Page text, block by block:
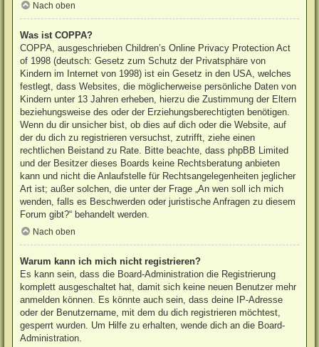
Nach oben
Was ist COPPA?
COPPA, ausgeschrieben Children’s Online Privacy Protection Act
of 1998 (deutsch: Gesetz zum Schutz der Privatsphäre von
Kindern im Internet von 1998) ist ein Gesetz in den USA, welches
festlegt, dass Websites, die möglicherweise persönliche Daten von
Kindern unter 13 Jahren erheben, hierzu die Zustimmung der Eltern
beziehungsweise des oder der Erziehungsberechtigten benötigen.
Wenn du dir unsicher bist, ob dies auf dich oder die Website, auf
der du dich zu registrieren versuchst, zutrifft, ziehe einen
rechtlichen Beistand zu Rate. Bitte beachte, dass phpBB Limited
und der Besitzer dieses Boards keine Rechtsberatung anbieten
kann und nicht die Anlaufstelle für Rechtsangelegenheiten jeglicher
Art ist; außer solchen, die unter der Frage „An wen soll ich mich
wenden, falls es Beschwerden oder juristische Anfragen zu diesem
Forum gibt?“ behandelt werden.
Nach oben
Warum kann ich mich nicht registrieren?
Es kann sein, dass die Board-Administration die Registrierung
komplett ausgeschaltet hat, damit sich keine neuen Benutzer mehr
anmelden können. Es könnte auch sein, dass deine IP-Adresse
oder der Benutzername, mit dem du dich registrieren möchtest,
gesperrt wurden. Um Hilfe zu erhalten, wende dich an die Board-
Administration.